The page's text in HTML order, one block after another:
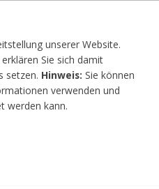
unserer Website.
Sie sich damit
setzen. Hinweis: Sie können
verwenden und
werden kann.